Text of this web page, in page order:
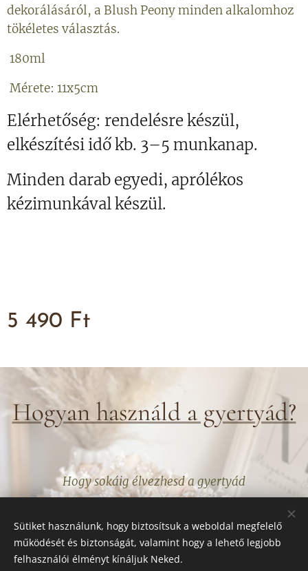
dekorálásáról, a Blush Peony minden alkalomhoz
tökéletes választás.
180ml
Mérete: 11x5cm
Elérhetőség: rendelésre készül,
elkészítési idő kb. 3–5 munkanap.
Minden darab egyedi, aprólékos
kézimunkával készül.
5 490 Ft
Hogyan használd a gyertyád?
Hogy sokáig élvezhesd a gyertyád
Sütiket használunk, hogy biztosítsuk a weboldal megfelelő
működését és biztonságát, valamint hogy a lehető legjobb
felhasználói élményt kínáljuk Neked.